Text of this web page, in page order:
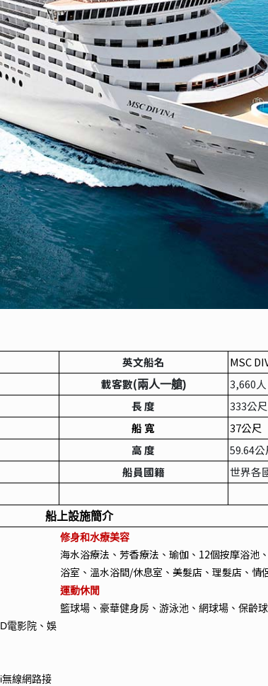
英文船名
MSC
載客數(兩人一艙) 3,660人
長 度 333公尺
船 寬 37公尺
高 度 59.64公
船員國籍
世界各
船上設施簡介
電影院、娛
線網路接
修身和水療美容
海水浴療法、芳香療法、瑜伽、12個按摩浴池
浴室、溫水浴間/休息室、美髮店、理髮店、情
運動休閒
籃球場、豪華健身房、游泳池、網球場、保齡